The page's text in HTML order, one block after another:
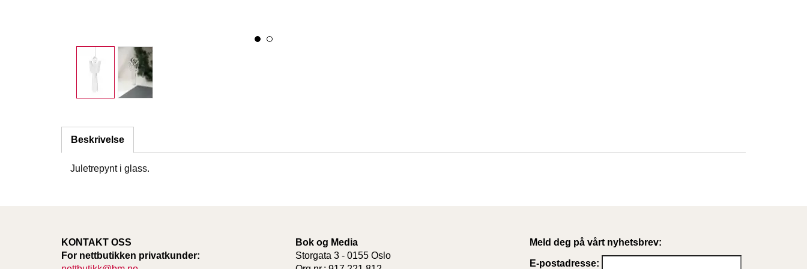
Beskrivelse
Juletrepynt i glass.
KONTAKT OSS
For nettbutikken privatkunder:
Bok og Media
Storgata 3 - 0155 Oslo
Meld deg på vårt nyhetsbrev:
E-postadresse: